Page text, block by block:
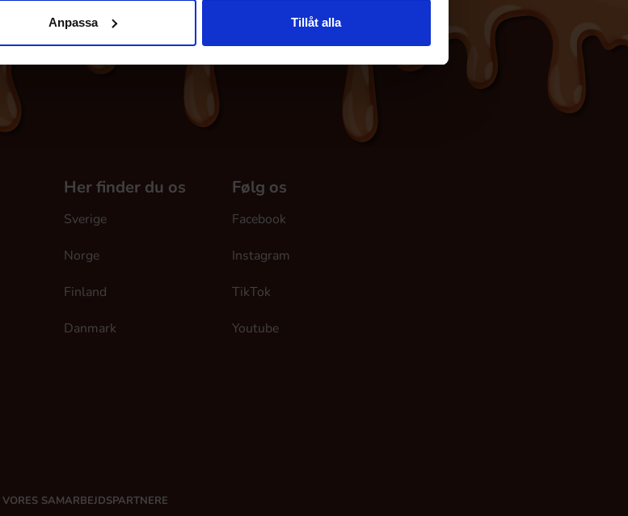
Anpassa Tillåt alla
Her finder du os
Sverige
Norge
Finland
Danmark
Følg os
Facebook
Instagram
TikTok
Youtube
VORES SAMARBEJDSPARTNERE